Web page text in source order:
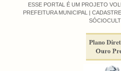
ESSE PORTAL É UM PROJETO
PREFEITURA MUNICIPAL |